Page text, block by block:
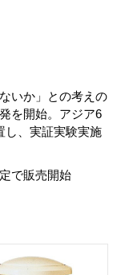
いか」との考えの
を開始。アジア6
し、実証実験実施
で販売開始